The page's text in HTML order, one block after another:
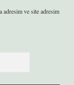
adresim ve site adresim